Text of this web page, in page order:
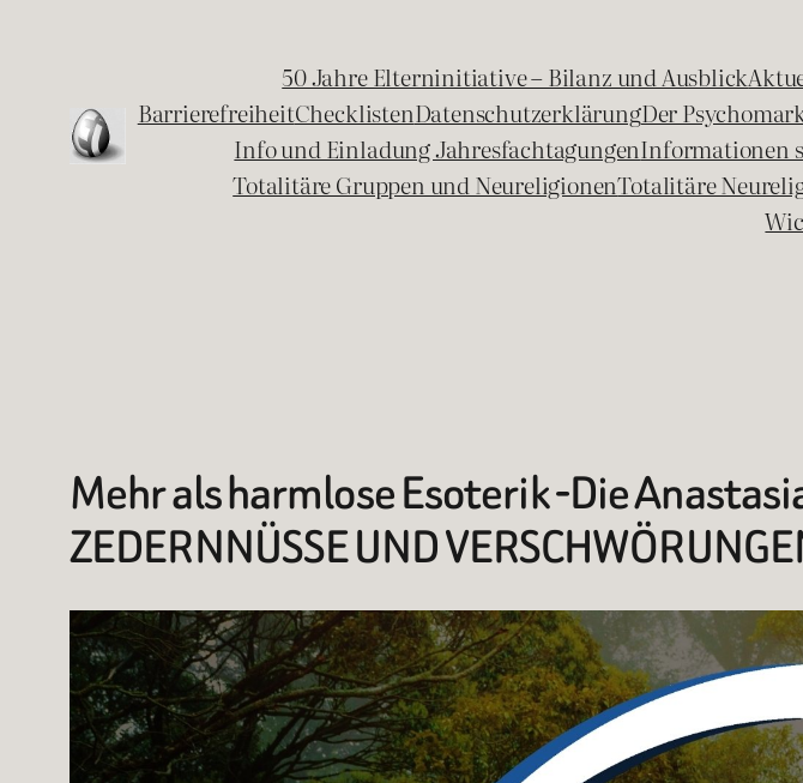
50 Jahre Elterninitiative – Bilanz und Ausblick
BarrierefreiheitChecklistenDatenschutzerklärungDer
Info und Einladung JahresfachtagungenInformationen
Totalitäre Gruppen und NeureligionenTotalitäre
Mehr als harmlose Esoterik -Die
ZEDERNNÜSSE UND